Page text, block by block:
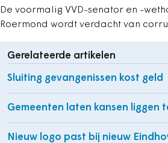
De voormalig VVD-senator en -
Roermond wordt verdacht van
Gerelateerde artikelen
Sluiting gevangenissen kost geld
Gemeenten laten kansen liggen
Nieuw logo past bij nieuw